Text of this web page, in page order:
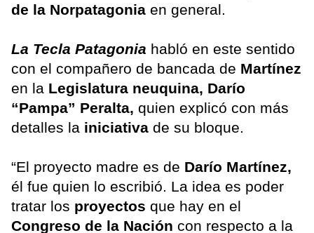
de la Norpatagonia en general.
La Tecla Patagonia habló en este sentido
con el compañero de bancada de Martínez
en la Legislatura neuquina, Darío
“Pampa” Peralta, quien explicó con más
detalles la iniciativa de su bloque.
“El proyecto madre es de Darío Martínez,
él fue quien lo escribió. La idea es poder
tratar los proyectos que hay en el
Congreso de la Nación con respecto a la